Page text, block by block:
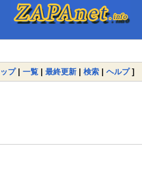
ップ| 一覧 | 最終更新 | 検索 | ヘルプ]